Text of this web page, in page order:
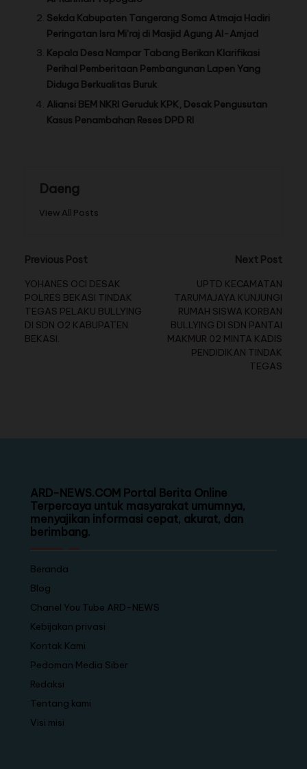
Sekda Kabupaten Tangerang Soma Atmaja Hadiri
Peringatan Isra Mi’raj di Masjid Agung Al-Amjad
Kepala Desa Nampar Tabang Berikan Klarifikasi
Perihal Pemberitaan Pembangunan Lapen Yang
Diduga Berkualitas Buruk
Aliansi BEM NKRI Geruduk KPK, Desak Pengusutan
Kasus Penambahan Reses DPD RI
Daeng
View All Posts
Previous Post
YOHANES OCI DESAK
POLRES BEKASI TINDAK
TEGAS PELAKU BULLYING
DI SDN O2 KABUPATEN
BEKASI.
Next Post
UPTD KECAMATAN
TARUMAJAYA KUNJUNGI
RUMAH SISWA KORBAN
BULLYING DI SDN PANTAI
MAKMUR 02 MINTA KADIS
PENDIDIKAN TINDAK
TEGAS
ARD-NEWS.COM Portal Berita Online
Terpercaya untuk masyarakat umumnya,
menyajikan informasi cepat, akurat, dan
berimbang.
Beranda
Blog
Chanel You Tube ARD-NEWS
Kebijakan privasi
Kontak Kami
Pedoman Media Siber
Redaksi
Tentang kami
Visi misi